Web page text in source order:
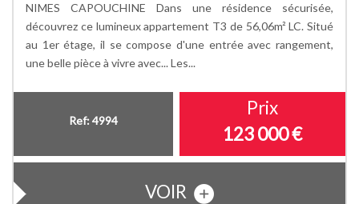
NIMES CAPOUCHINE Dans une résidence sécurisée,
découvrez ce lumineux appartement T3 de 56,06m² LC. Situé
au 1er étage, il se compose d'une entrée avec rangement,
une belle pièce à vivre avec... Les...
Ref: 4994
Prix
123 000€
VOIR